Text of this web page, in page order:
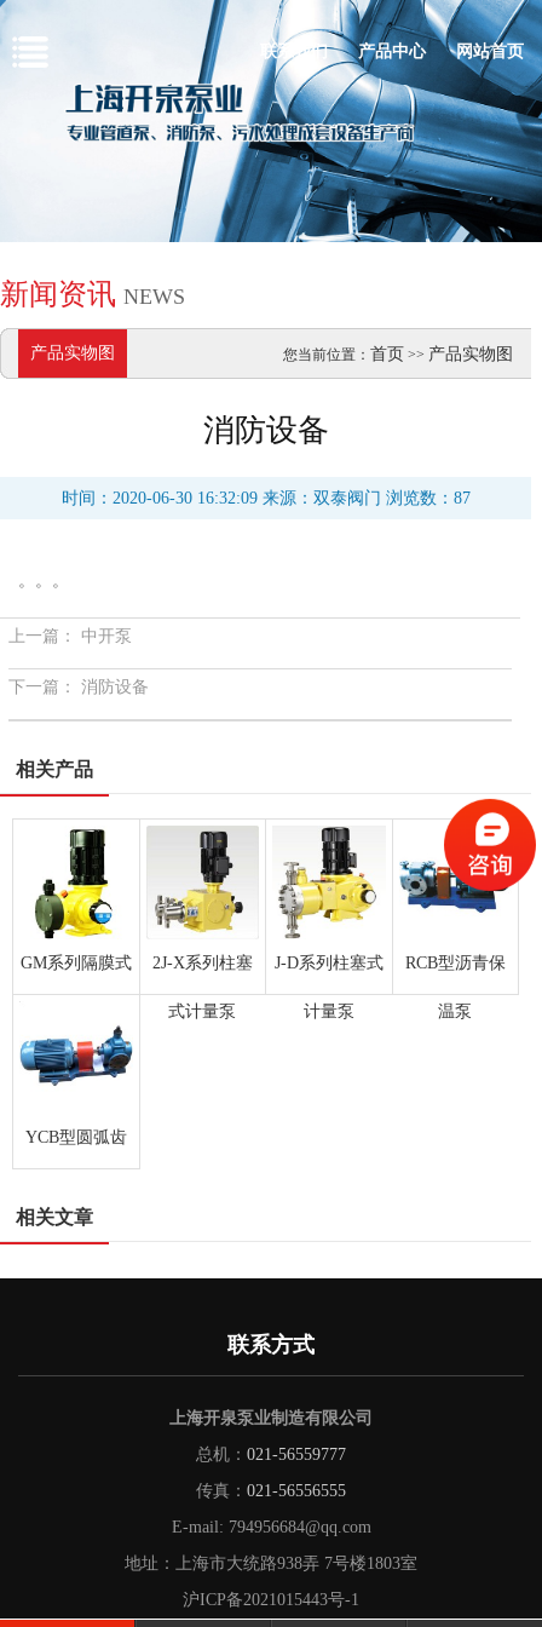
网站首页
产品中心
联系我们
新闻资讯 NEWS
产品实物图 您当前位置：首页 >> 产品实物图
消防设备
时间：2020-06-30 16:32:09 来源：双泰阀门 浏览数：87
。。。
上一篇： 中开泵
下一篇： 消防设备
相关产品
GM系列隔膜式 2J-X系列柱塞
式计量泵
J-D系列柱塞式
计量泵
RCB型沥青保
温泵
YCB型圆弧齿
相关文章
联系方式
上海开泉泵业制造有限公司
总机： 021-56559777
传真： 021-56556555
E-mail: 794956684@qq.com
地址：上海市大统路938弄 7号楼1803室
沪ICP备2021015443号-1